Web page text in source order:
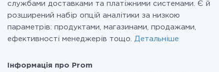
службами доставками та платіжними системами. Є й
розширений набір опцій аналітики за низкою
параметрів: продуктами, магазинами, продажами,
ефективності менеджерів тощо. Детальніше
Інформація про Prom